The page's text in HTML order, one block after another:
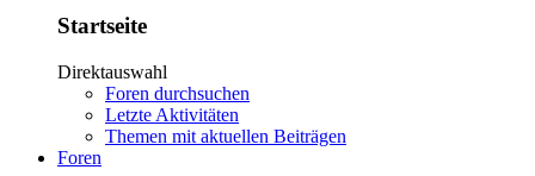
Startseite
Direktauswahl
Foren durchsuchen
Letzte Aktivitäten
Themen mit aktuellen Beiträgen
Foren